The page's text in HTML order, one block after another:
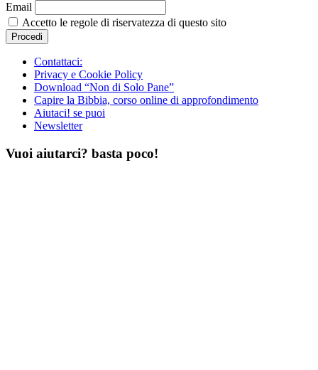
Email
Accetto le regole di riservatezza di questo sito
Contattaci:
Privacy e Cookie Policy
Download “Non di Solo Pane”
Capire la Bibbia, corso online di approfondimento
Aiutaci! se puoi
Newsletter
Vuoi aiutarci? basta poco!